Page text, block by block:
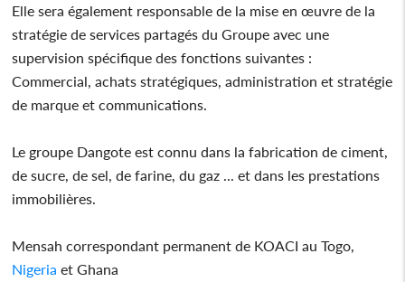
Elle sera également responsable de la mise en œuvre de la
stratégie de services partagés du Groupe avec une
supervision spécifique des fonctions suivantes :
Commercial, achats stratégiques, administration et stratégie
de marque et communications.
Le groupe Dangote est connu dans la fabrication de ciment,
de sucre, de sel, de farine, du gaz ... et dans les prestations
immobilières.
Mensah correspondant permanent de KOACI au Togo,
Nigeria et Ghana